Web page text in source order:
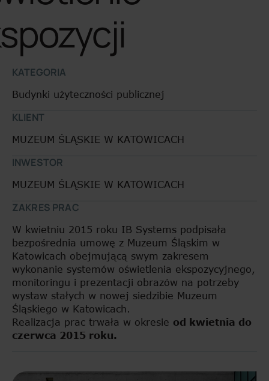
KATEGORIA
Budynki użyteczności publicznej
KLIENT
MUZEUM ŚLĄSKIE W KATOWICACH
INWESTOR
MUZEUM ŚLĄSKIE W KATOWICACH
ZAKRES PRAC
W kwietniu 2015 roku IB Systems podpisała
bezpośrednia umowę z Muzeum Śląskim w
Katowicach obejmującą swym zakresem
wykonanie systemów oświetlenia ekspozycyjnego,
monitoringu i prezentacji obrazów na potrzeby
wystaw stałych w nowej siedzibie Muzeum
Śląskiego w Katowicach.
Realizacja prac trwała w okresie od kwietnia do
czerwca 2015 roku.